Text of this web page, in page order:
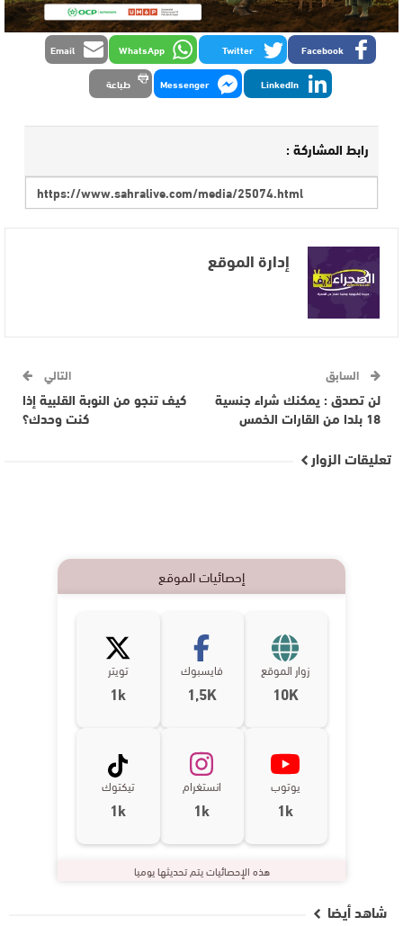
Facebook
Twitter
WhatsApp
Email
LinkedIn
Messenger طباعة
رابط المشاركة :
إدارة الموقع
السابق
لن تصدق : يمكنك شراء جنسية
18 بلدا من القارات الخمس
التالي
كيف تنجو من النوبة القلبية إذا
كنت وحدك؟
تعليقات الزوار
إحصائيات الموقع
زوار الموقع
10K
فايسبوك
1,5K
تويتر
1k
يوتوب
1k
انستغرام
1k
تيكتوك
1k
هذه الإحصائيات يتم تحديثها يوميا
شاهد أيضا